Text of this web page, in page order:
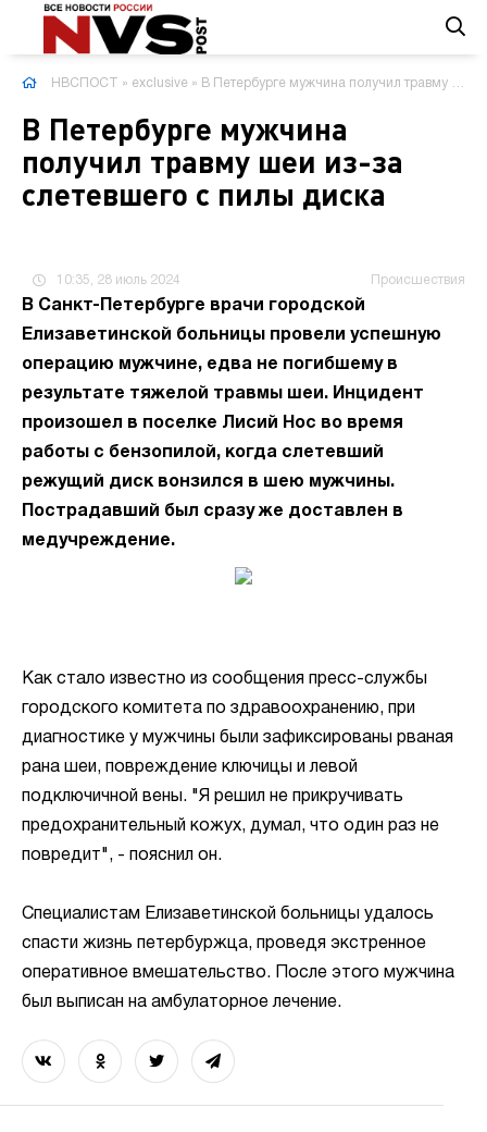
НВСПОСТ » exclusive » В Петербурге мужчина получил травму шеи из-за слетевшего с пилы диска
В Петербурге мужчина
получил травму шеи из-за
слетевшего с пилы диска
10:35, 28 июль 2024 Происшествия
В Санкт-Петербурге врачи городской
Елизаветинской больницы провели успешную
операцию мужчине, едва не погибшему в
результате тяжелой травмы шеи. Инцидент
произошел в поселке Лисий Нос во время
работы с бензопилой, когда слетевший
режущий диск вонзился в шею мужчины.
Пострадавший был сразу же доставлен в
медучреждение.
Как стало известно из сообщения пресс-службы
городского комитета по здравоохранению, при
диагностике у мужчины были зафиксированы рваная
рана шеи, повреждение ключицы и левой
подключичной вены. "Я решил не прикручивать
предохранительный кожух, думал, что один раз не
повредит", - пояснил он.
Специалистам Елизаветинской больницы удалось
спасти жизнь петербуржца, проведя экстренное
оперативное вмешательство. После этого мужчина
был выписан на амбулаторное лечение.